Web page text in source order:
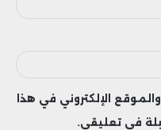
تنظيمها في توقيت
دولية إلى أن
بتقنيات الذكاء
الإلكتروني في هذا
في تعليقي.